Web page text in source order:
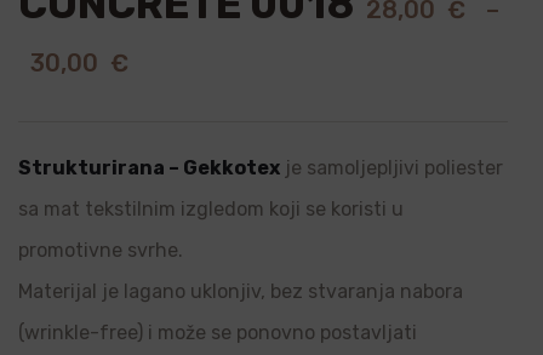
28,00 €
–
30,00 €
Strukturirana – Gekkotex je samoljepljivi poliester
sa mat tekstilnim izgledom koji se koristi u
promotivne svrhe.
Materijal je lagano uklonjiv, bez stvaranja nabora
(wrinkle-free) i može se ponovno postavljati